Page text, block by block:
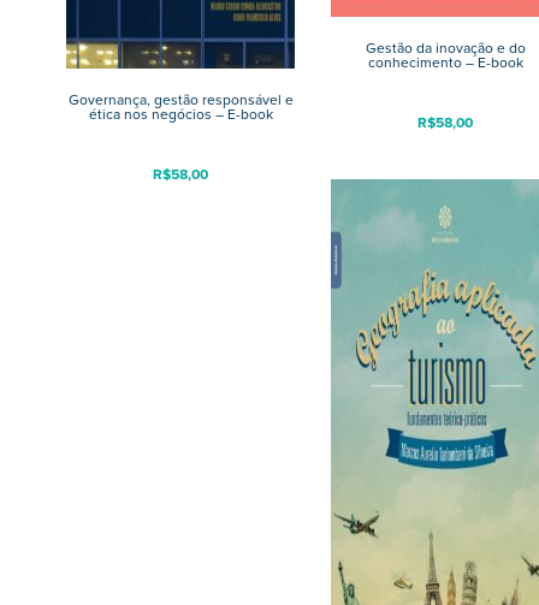
Governança, gestão responsável e
ética nos negócios – E-book
R$58,00
Gestão da inovação e do
conhecimento – E-book
R$58,00